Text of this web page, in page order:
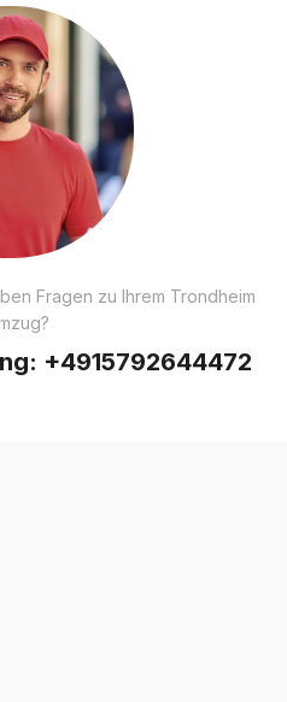
Fragen zu Ihrem Trondheim
+4915792644472